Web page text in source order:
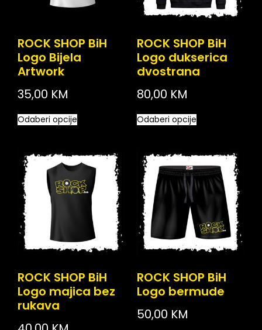
ROCK SHOP BiH
Logo Bijela
Artwork
35,00 KM
Odaberi opcije
ROCK SHOP BiH
Logo dukserica
dvostrana
80,00 KM
Odaberi opcije
ROCK SHOP BiH
Logo majica bez
rukava
ROCK SHOP BiH
Logo bermude
50,00 KM